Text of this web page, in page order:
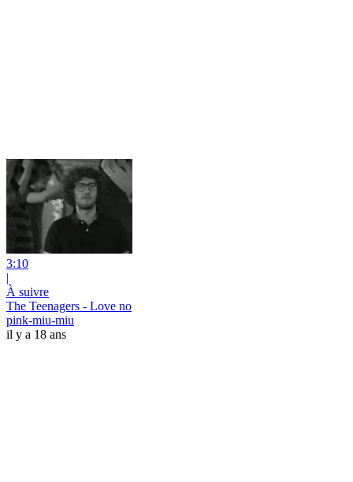
3:10
|
À suivre
The Teenagers - Love no
pink-miu-miu
il y a 18 ans